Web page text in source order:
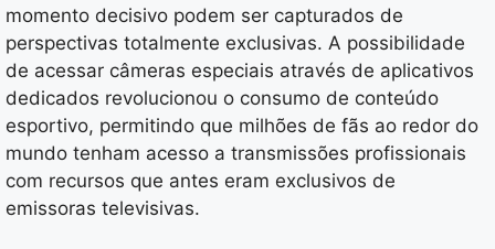
momento decisivo podem ser capturados de
perspectivas totalmente exclusivas. A possibilidade
de acessar câmeras especiais através de aplicativos
dedicados revolucionou o consumo de conteúdo
esportivo, permitindo que milhões de fãs ao redor do
mundo tenham acesso a transmissões profissionais
com recursos que antes eram exclusivos de
emissoras televisivas.